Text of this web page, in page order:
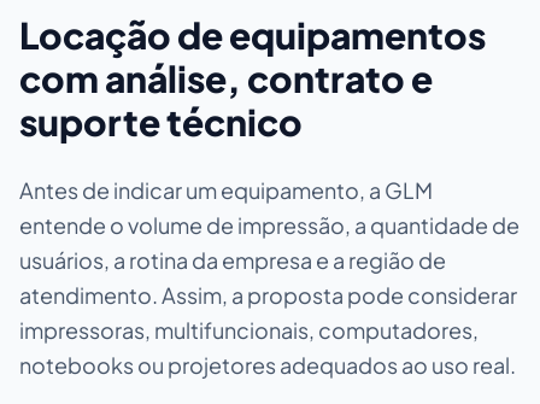
Locação de equipamentos
com análise, contrato e
suporte técnico
Antes de indicar um equipamento, a GLM
entende o volume de impressão, a quantidade de
usuários, a rotina da empresa e a região de
atendimento. Assim, a proposta pode considerar
impressoras, multifuncionais, computadores,
notebooks ou projetores adequados ao uso real.